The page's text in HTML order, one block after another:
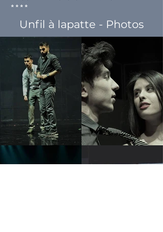
****
Unfil à lapatte - Photos